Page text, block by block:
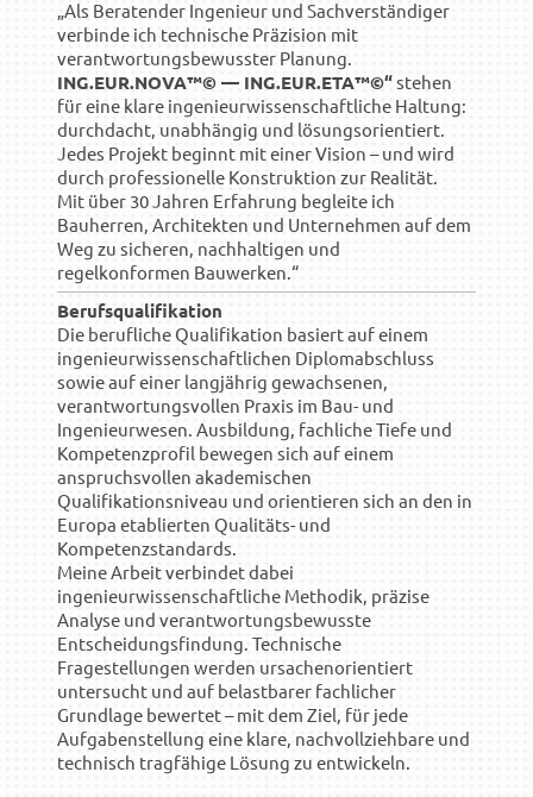
„Als Beratender Ingenieur und Sachverständiger
verbinde ich technische Präzision mit
verantwortungsbewusster Planung.
ING.EUR.NOVA™© — ING.EUR.ETA™©“stehen
für eine klare ingenieurwissenschaftliche Haltung:
durchdacht, unabhängig und lösungsorientiert.
Jedes Projekt beginnt mit einer Vision – und wird
durch professionelle Konstruktion zur Realität.
Mit über 30 Jahren Erfahrung begleite ich
Bauherren, Architekten und Unternehmen auf dem
Weg zu sicheren, nachhaltigen und
regelkonformen Bauwerken.“
Berufsqualifikation
Die berufliche Qualifikation basiert auf einem
ingenieurwissenschaftlichen Diplomabschluss
sowie auf einer langjährig gewachsenen,
verantwortungsvollen Praxis im Bau- und
Ingenieurwesen. Ausbildung, fachliche Tiefe und
Kompetenzprofil bewegen sich auf einem
anspruchsvollen akademischen
Qualifikationsniveau und orientieren sich an den in
Europa etablierten Qualitäts- und
Kompetenzstandards.
Meine Arbeit verbindet dabei
ingenieurwissenschaftliche Methodik, präzise
Analyse und verantwortungsbewusste
Entscheidungsfindung. Technische
Fragestellungen werden ursachenorientiert
untersucht und auf belastbarer fachlicher
Grundlage bewertet – mit dem Ziel, für jede
Aufgabenstellung eine klare, nachvollziehbare und
technisch tragfähige Lösung zu entwickeln.